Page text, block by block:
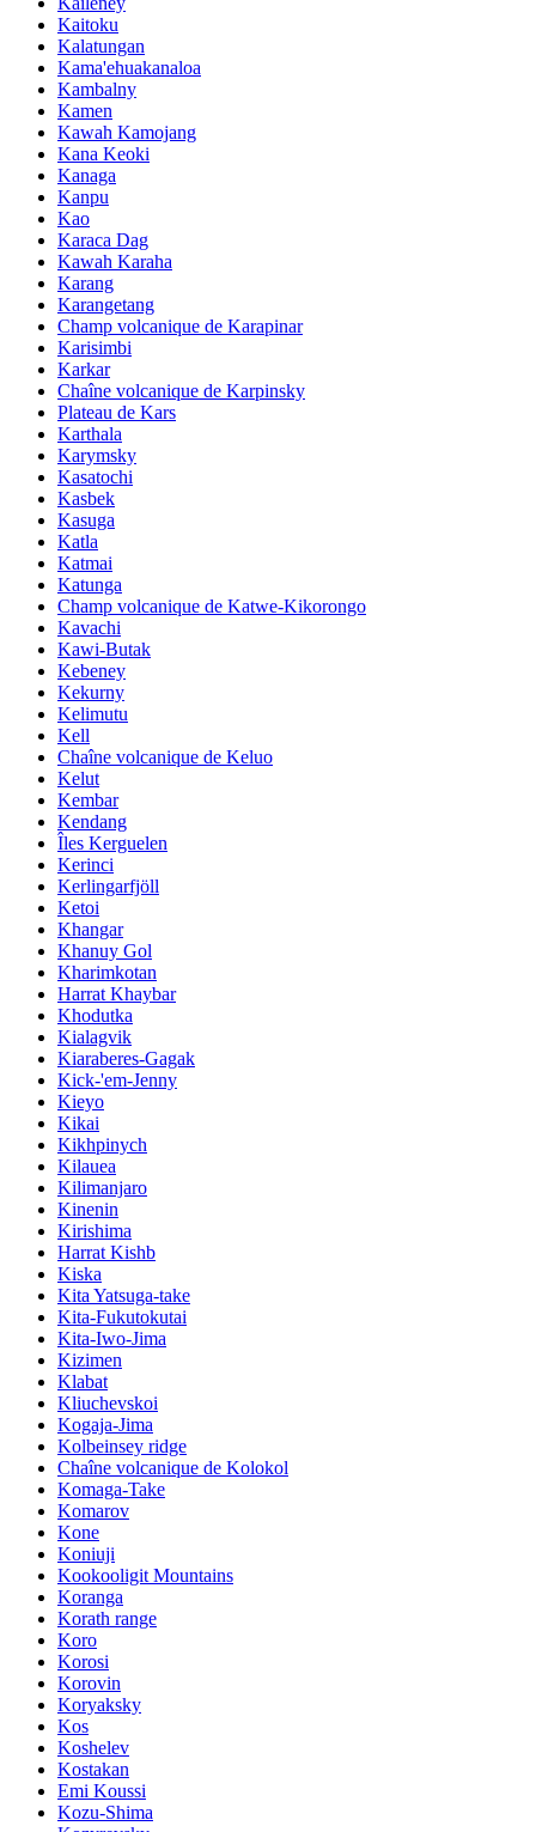
Kaitoku
Kalatungan
Kama'ehuakanaloa
Kambalny
Kamen
Kawah Kamojang
Kana Keoki
Kanaga
Kanpu
Kao
Karaca Dag
Kawah Karaha
Karang
Karangetang
Champ volcanique de Karapinar
Karisimbi
Karkar
Chaîne volcanique de Karpinsky
Plateau de Kars
Karthala
Karymsky
Kasatochi
Kasbek
Kasuga
Katla
Katmai
Katunga
Champ volcanique de Katwe-Kikorongo
Kavachi
Kawi-Butak
Kebeney
Kekurny
Kelimutu
Kell
Chaîne volcanique de Keluo
Kelut
Kembar
Kendang
Îles Kerguelen
Kerinci
Kerlingarfjöll
Ketoi
Khangar
Khanuy Gol
Kharimkotan
Harrat Khaybar
Khodutka
Kialagvik
Kiaraberes-Gagak
Kick-'em-Jenny
Kieyo
Kikai
Kikhpinych
Kilauea
Kilimanjaro
Kinenin
Kirishima
Harrat Kishb
Kiska
Kita Yatsuga-take
Kita-Fukutokutai
Kita-Iwo-Jima
Kizimen
Klabat
Kliuchevskoi
Kogaja-Jima
Kolbeinsey ridge
Chaîne volcanique de Kolokol
Komaga-Take
Komarov
Kone
Koniuji
Kookooligit Mountains
Koranga
Korath range
Koro
Korosi
Korovin
Koryaksky
Kos
Koshelev
Kostakan
Emi Koussi
Kozu-Shima